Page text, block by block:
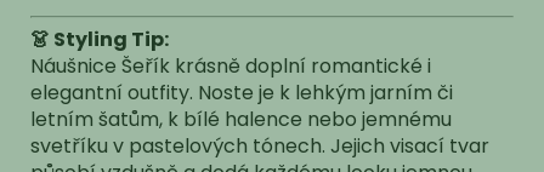
👗 Styling Tip:
Náušnice Šeřík krásně doplní romantické i
elegantní outfity. Noste je k lehkým jarním či
letním šatům, k bílé halence nebo jemnému
svetříku v pastelových tónech. Jejich visací tvar